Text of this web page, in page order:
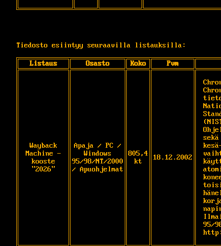
Tiedosto esiintyy seuraavilla listauksilla:
Listaus Osasto Koko Pvm
Wayback
Machine -
kooste
"2026"
Apaja / PC /
Windows
95/98/NT/2000
/ Apuohjelmat
805,4
kt
18.12.2002
95/